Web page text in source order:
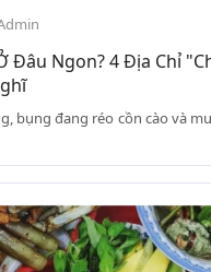
Đâu Ngon? 4 Địa Chỉ
bụng đang réo cồn cào và